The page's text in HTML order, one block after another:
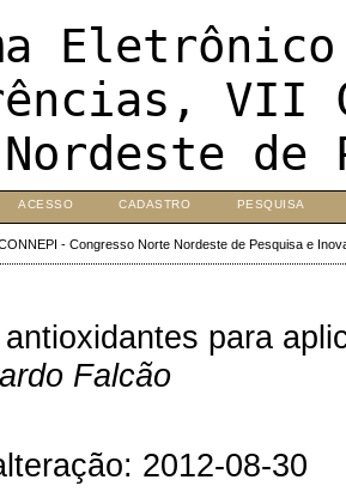
VII
de
ACESSO CADASTRO PESQUISA
- Congresso Norte Nordeste de Pesquisa e
para
Falcão
2012-08-30